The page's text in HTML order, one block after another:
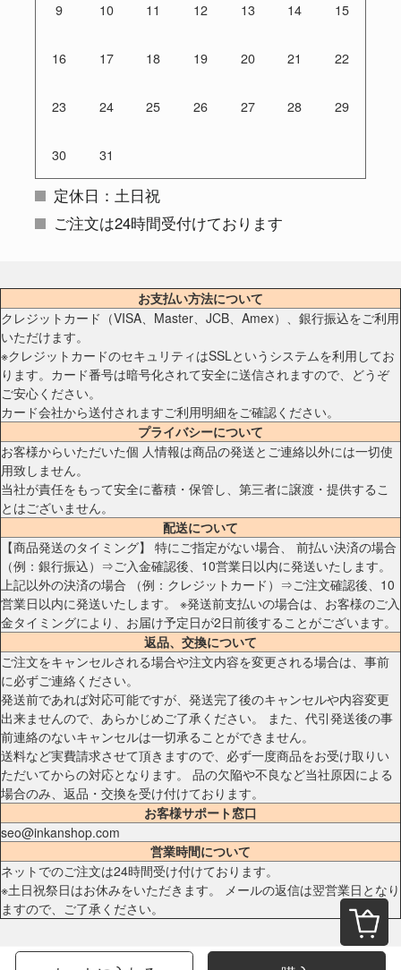
9 10 11 12 13 14 15
16 17 18 19 20 21 22
23 24 25 26 27 28 29
30 31
定休日：土日祝
ご注文は24時間受付けております
お支払い方法について
クレジットカード（VISA、Master、JCB、Amex）、銀行振込をご利用
いただけます。
※クレジットカードのセキュリティはSSLというシステムを利用してお
ります。カード番号は暗号化されて安全に送信されますので、どうぞ
ご安心ください。
カード会社から送付されますご利用明細をご確認ください。
プライバシーについて
お客様からいただいた個 人情報は商品の発送とご連絡以外には一切使
用致しません。
当社が責任をもって安全に蓄積・保管し、第三者に譲渡・提供するこ
とはございません。
配送について
【商品発送のタイミング】 特にご指定がない場合、 前払い決済の場合
（例：銀行振込）⇒ご入金確認後、10営業日以内に発送いたします。
上記以外の決済の場合 （例：クレジットカード）⇒ご注文確認後、10
営業日以内に発送いたします。 ※発送前支払いの場合は、お客様のご入
金タイミングにより、お届け予定日が2日前後することがございます。
返品、交換について
ご注文をキャンセルされる場合や注文内容を変更される場合は、事前
に必ずご連絡ください。
発送前であれば対応可能ですが、発送完了後のキャンセルや内容変更
出来ませんので、あらかじめご了承ください。 また、代引発送後の事
前連絡のないキャンセルは一切承ることができません。
送料など実費請求させて頂きますので、必ず一度商品をお受け取りい
ただいてからの対応となります。 品の欠陥や不良など当社原因による
場合のみ、返品・交換を受け付けております。
お客様サポート窓口
seo@inkanshop.com
営業時間について
ネットでのご注文は24時間受け付けております。
※土日祝祭日はお休みをいただきます。 メールの返信は翌営業日となり
ますので、ご了承ください。